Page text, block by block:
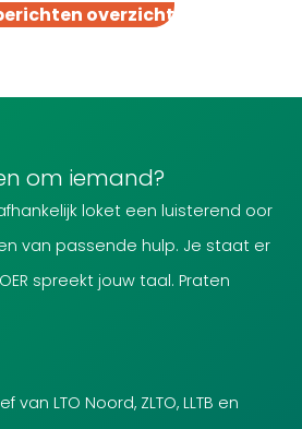
overzicht
om iemand?
loket een luisterend oor
van passende hulp. Je staat er
spreekt jouw taal. Praten
van LTO Noord, ZLTO, LLTB en